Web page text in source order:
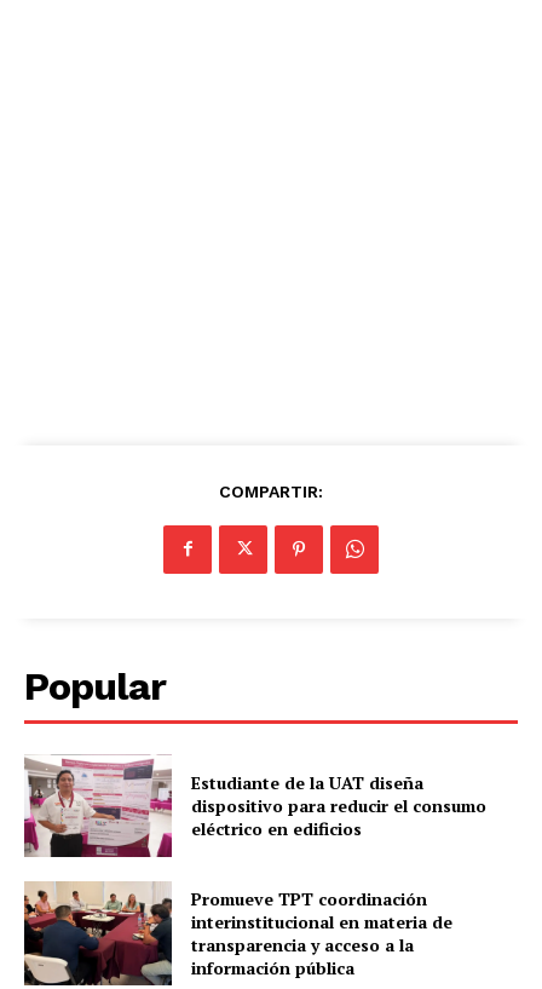
COMPARTIR:
Popular
Estudiante de la UAT diseña
dispositivo para reducir el consumo
eléctrico en edificios
Promueve TPT coordinación
interinstitucional en materia de
transparencia y acceso a la
información pública